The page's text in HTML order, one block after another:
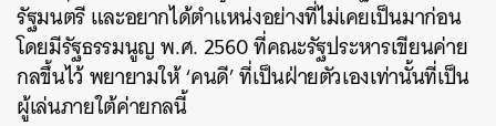
รัฐมนตรี และอยากได้ตำแหน่งอย่างที่ไม่เคยเป็นมาก่อน
โดยมีรัฐธรรมนูญ พ.ศ. 2560 ที่คณะรัฐประหารเขียนค่าย
กลขึ้นไว้ พยายามให้ ‘คนดี’ ที่เป็นฝ่ายตัวเองเท่านั้นที่เป็น
ผู้เล่นภายใต้ค่ายกลนี้